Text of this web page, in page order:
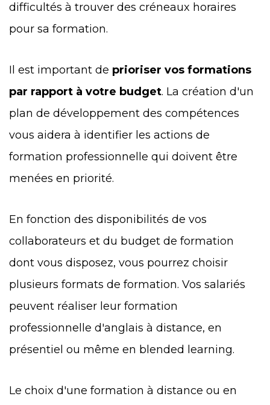
difficultés à trouver des créneaux horaires
pour sa formation.
Il est important de prioriser vos formations
par rapport à votre budget. La création d'un
plan de développement des compétences
vous aidera à identifier les actions de
formation professionnelle qui doivent être
menées en priorité.
En fonction des disponibilités de vos
collaborateurs et du budget de formation
dont vous disposez, vous pourrez choisir
plusieurs formats de formation. Vos salariés
peuvent réaliser leur formation
professionnelle d'anglais à distance, en
présentiel ou même en blended learning.
Le choix d'une formation à distance ou en